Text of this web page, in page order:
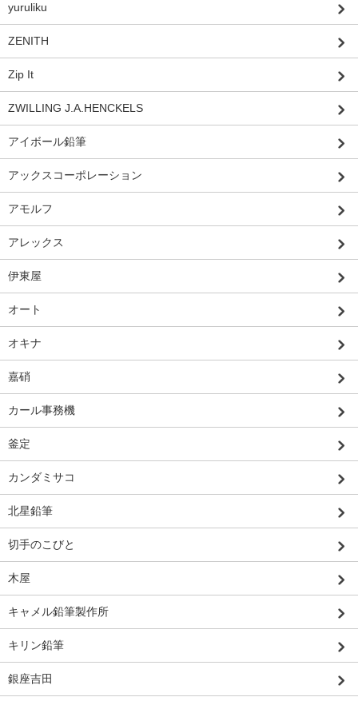
yuruliku
ZENITH
Zip It
ZWILLING J.A.HENCKELS
アイボール鉛筆
アックスコーポレーション
アモルフ
アレックス
伊東屋
オート
オキナ
嘉硝
カール事務機
釜定
カンダミサコ
北星鉛筆
切手のこびと
木屋
キャメル鉛筆製作所
キリン鉛筆
銀座吉田